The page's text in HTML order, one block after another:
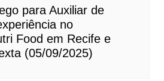
para Auxiliar de
no
Food em Recife e
(05/09/2025)